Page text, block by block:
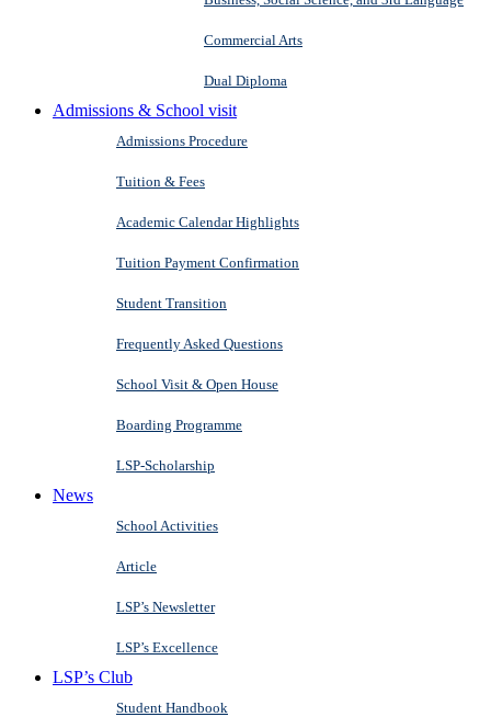
Commercial Arts
Dual Diploma
Admissions & School visit
Admissions Procedure
Tuition & Fees
Academic Calendar Highlights
Tuition Payment Confirmation
Student Transition
Frequently Asked Questions
School Visit & Open House
Boarding Programme
LSP-Scholarship
News
School Activities
Article
LSP’s Newsletter
LSP’s Excellence
LSP’s Club
Student Handbook